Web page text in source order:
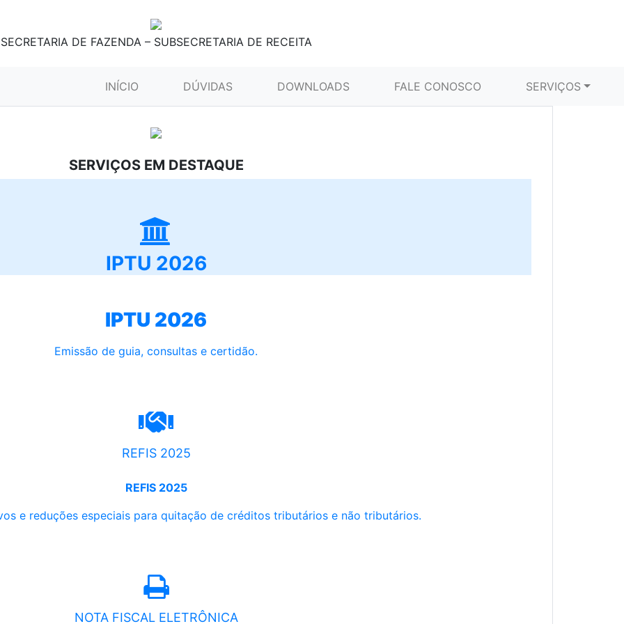
SECRETARIA DE FAZENDA – SUBSECRETARIA DE RECEITA
INÍCIO (CURRENT)DÚVIDAS DOWNLOADS FALE CONOSCO SERVIÇOS
SERVIÇOS EM DESTAQUE
IPTU 2026
IPTU 2026
Emissão de guia, consultas e certidão.
REFIS 2025
REFIS 2025
e reduções especiais para quitação de créditos tributários e não tributários.
NOTA FISCAL ELETRÔNICA